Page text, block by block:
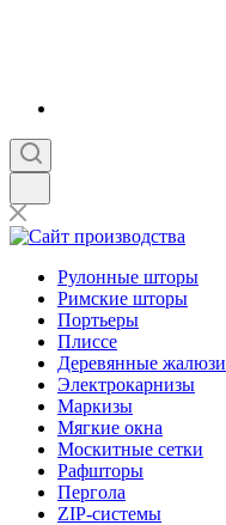
Рулонные шторы
Римские шторы
Портьеры
Плиссе
Деревянные жалюзи
Электрокарнизы
Маркизы
Мягкие окна
Москитные сетки
Рафшторы
Пергола
ZIP-системы